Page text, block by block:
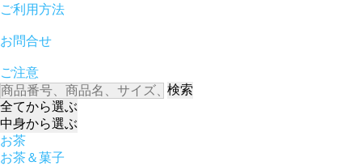
ご利用方法
お問合せ
ご注意
検索
全てから選ぶ
中身から選ぶ
お茶
お茶＆菓子